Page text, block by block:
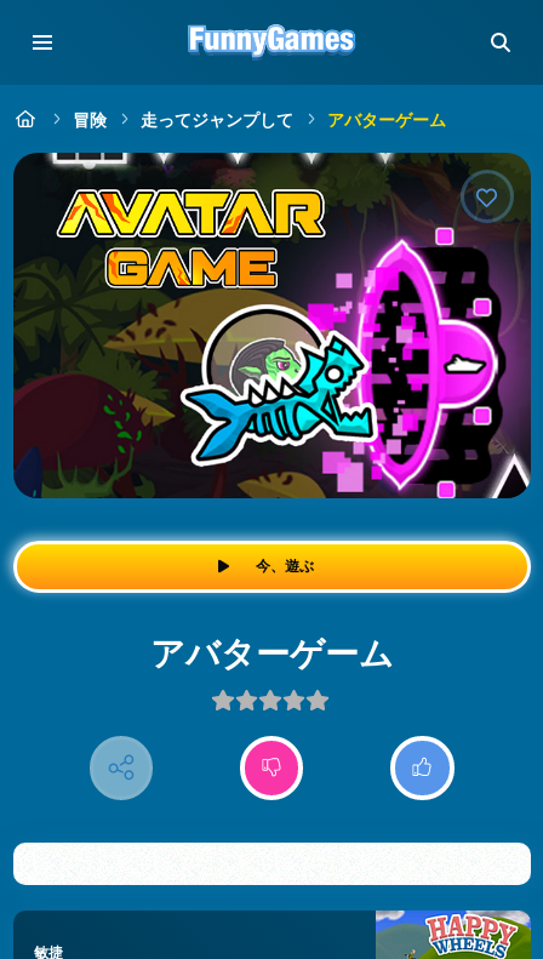
冒険 走ってジャンプして アバターゲーム
今、遊ぶ
アバターゲーム
敏捷